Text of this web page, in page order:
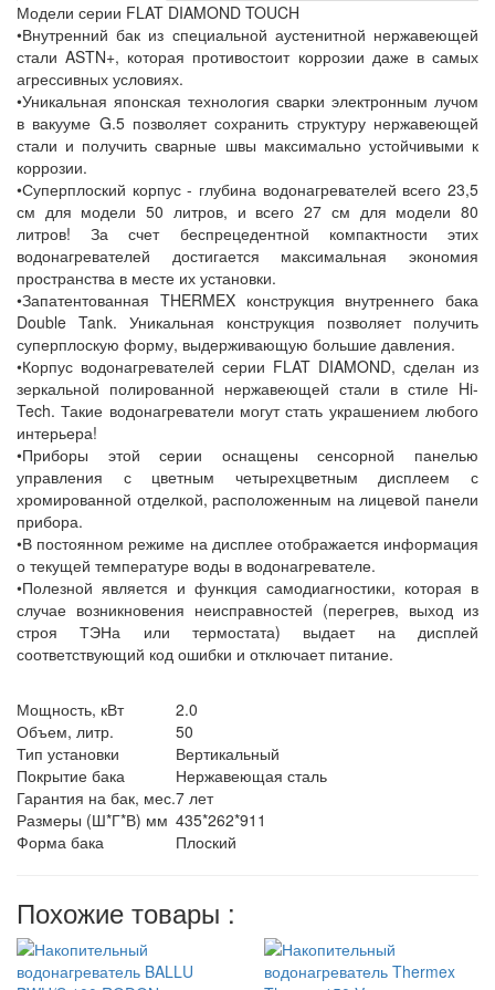
Модели серии FLAT DIAMOND TOUCH
•Внутренний бак из специальной аустенитной нержавеющей
стали ASTN+, которая противостоит коррозии даже в самых
агрессивных условиях.
•Уникальная японская технология сварки электронным лучом
в вакууме G.5 позволяет сохранить структуру нержавеющей
стали и получить сварные швы максимально устойчивыми к
коррозии.
•Суперплоский корпус - глубина водонагревателей всего 23,5
см для модели 50 литров, и всего 27 см для модели 80
литров! За счет беспрецедентной компактности этих
водонагревателей достигается максимальная экономия
пространства в месте их установки.
•Запатентованная THERMEX конструкция внутреннего бака
Double Tank. Уникальная конструкция позволяет получить
суперплоскую форму, выдерживающую большие давления.
•Корпус водонагревателей серии FLAT DIAMOND, сделан из
зеркальной полированной нержавеющей стали в стиле Hi-
Tech. Такие водонагреватели могут стать украшением любого
интерьера!
•Приборы этой серии оснащены сенсорной панелью
управления с цветным четырехцветным дисплеем с
хромированной отделкой, расположенным на лицевой панели
прибора.
•В постоянном режиме на дисплее отображается информация
о текущей температуре воды в водонагревателе.
•Полезной является и функция самодиагностики, которая в
случае возникновения неисправностей (перегрев, выход из
строя ТЭНа или термостата) выдает на дисплей
соответствующий код ошибки и отключает питание.
Мощность, кВт
2.0
Объем, литр.
50
Тип установки
Вертикальный
Покрытие бака
Нержавеющая сталь
Гарантия на бак, мес.7 лет
Размеры (Ш*Г*В) мм 435*262*911
Форма бака
Плоский
Похожие товары :